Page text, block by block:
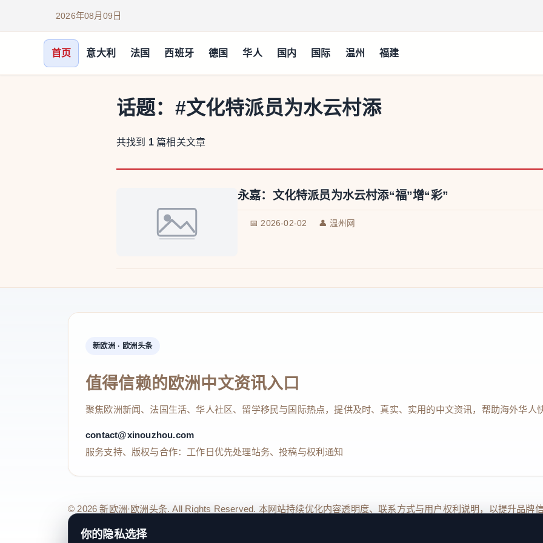
2026年08月09日
首页 意大利 法国 西班牙 德国 华人 国内 国际 温州 福建
话题： #文化特派员为水云村添
共找到 1 篇相关文章
永嘉：文化特派员为水云村添“福”增“彩”
📅 2026-02-02 👤 温州网
新欧洲 · 欧洲头条
值得信赖的欧洲中文资讯入口
聚焦欧洲新闻、法国生活、华人社区、留学移民与国际热点，提供及时、真实、实用的中文资讯，帮助海外华人
contact@xinouzhou.com
服务支持、版权与合作：工作日优先处理站务、投稿与权利通知
© 2026 新欧洲·欧洲头条. All Rights Reserved. 本网站持续优化内容透明度、联系方式与用户权利说明，以提升品牌
关于我们法律声明编辑规范
你的隐私选择